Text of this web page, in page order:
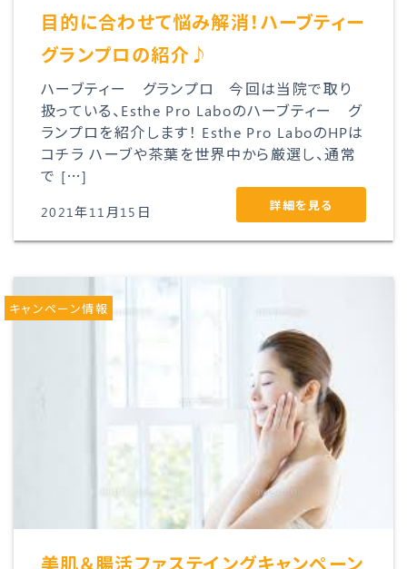
目的に合わせて悩み解消！ハーブティー
グランプロの紹介♪
ハーブティー グランプロ 今回は当院で取り
扱っている、Esthe Pro Laboのハーブティー グ
ランプロを紹介します！ Esthe Pro LaboのHPは
コチラ ハーブや茶葉を世界中から厳選し、通常
で […]
2021年11月15日 詳細を見る
美肌＆腸活ファステイングキャンペーン
キャンペーン情報